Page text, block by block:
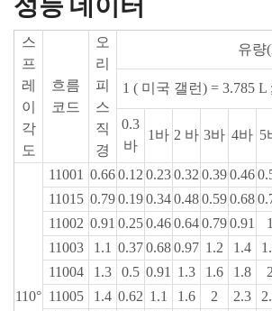
스
프
레
이
각
도
흐름
코드
오
리
피
스
직
경
유량
1 ( 미국 갤런) = 3.785
0.3
바
1바 2 바 3바 4바 5
110°
11001 0.660.12 0.230.32 0.390.46
11015 0.790.190.340.480.590.68
11002 0.91 0.250.460.640.790.91 1
11003
1.1 0.370.680.97 1.2 1.4
11004
1.3 0.5 0.91 1.3 1.6 1.8 2
11005
1.4 0.62 1.1 1.6 2 2.3